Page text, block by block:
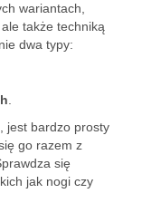
wariantach,
także techniką
dwa typy:
, jest bardzo prosty
go razem z
się
jak nogi czy